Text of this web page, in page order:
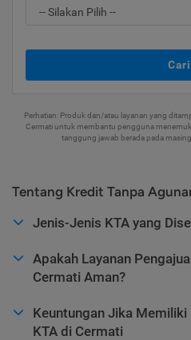
Cari
Perhatian: Produk dan/atau layanan yang
Cermati untuk membantu pengguna
tanggung jawab berada pada
Tentang Kredit Tanpa
Jenis-Jenis KTA yang
Apakah Layanan
Cermati Aman?
Keuntungan Jika
KTA di Cermati